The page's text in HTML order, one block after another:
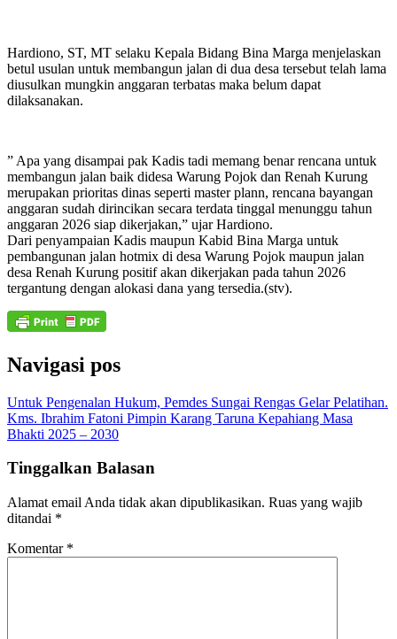
Hardiono, ST, MT selaku Kepala Bidang Bina Marga menjelaskan
betul usulan untuk membangun jalan di dua desa tersebut telah lama
diusulkan mungkin anggaran terbatas maka belum dapat
dilaksanakan.
” Apa yang disampai pak Kadis tadi memang benar rencana untuk
membangun jalan baik didesa Warung Pojok dan Renah Kurung
merupakan prioritas dinas seperti master plann, rencana bayangan
anggaran sudah dirincikan secara terdata tinggal menunggu tahun
anggaran 2026 siap dikerjakan,” ujar Hardiono.
Dari penyampaian Kadis maupun Kabid Bina Marga untuk
pembangunan jalan hotmix di desa Warung Pojok maupun jalan
desa Renah Kurung positif akan dikerjakan pada tahun 2026
tergantung dengan alokasi dana yang tersedia.(stv).
Navigasi pos
Untuk Pengenalan Hukum, Pemdes Sungai Rengas Gelar Pelatihan.
Kms. Ibrahim Fatoni Pimpin Karang Taruna Kepahiang Masa
Bhakti 2025 – 2030
Tinggalkan Balasan
Alamat email Anda tidak akan dipublikasikan. Ruas yang wajib
ditandai *
Komentar *